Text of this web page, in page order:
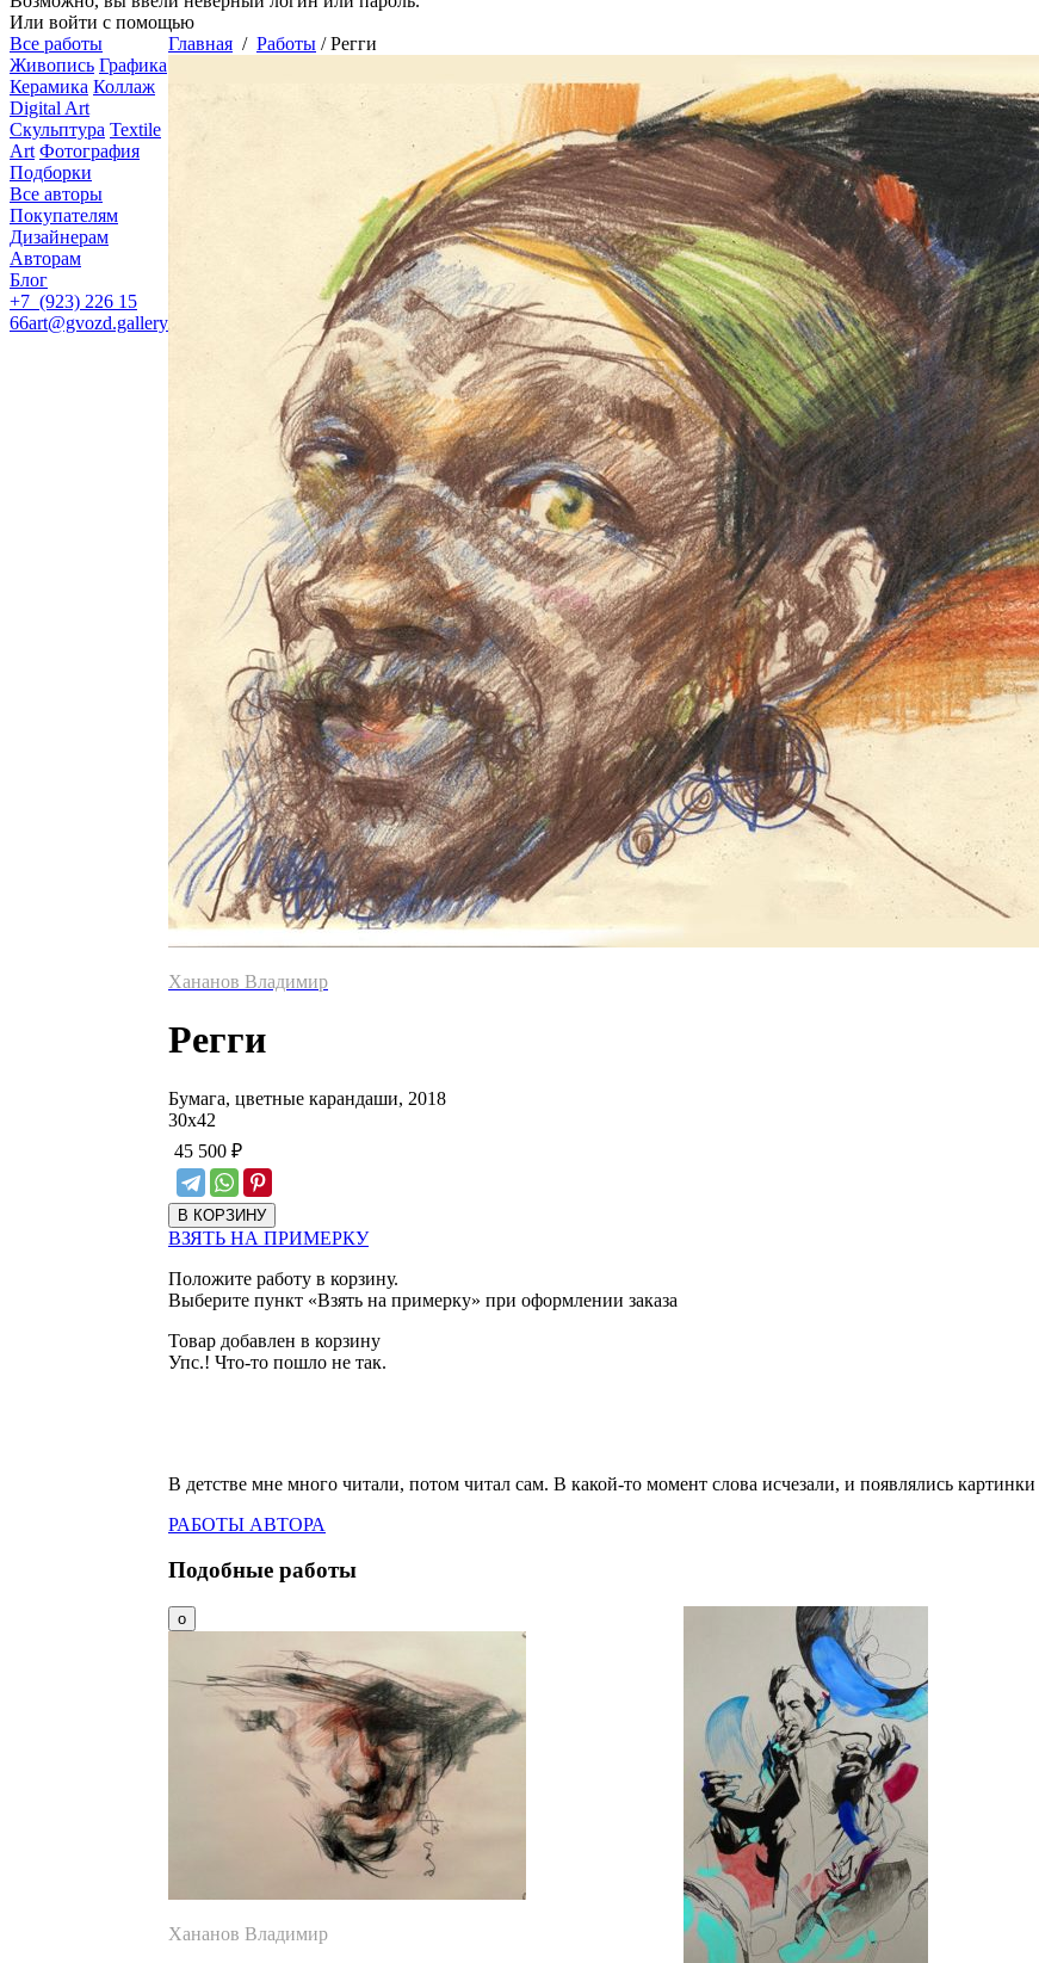
Или войти с помощью
Все работы
Живопись Графика
Керамика Коллаж
Digital Art
Скульптура Textile
Art Фотография
Подборки
Все авторы
Покупателям
Дизайнерам
Авторам
Блог
+7 (923) 226 15
66art@gvozd.gallery
Главная / Работы / Регги
Хананов Владимир
Регги
Бумага, цветные карандаши, 2018
30х42
45 500 ₽
ВЗЯТЬ НА ПРИМЕРКУ
Положите работу в корзину.
Выберите пункт «Взять на примерку» при оформлении заказа
Товар добавлен в корзину
Упс.! Что-то пошло не так.
В детстве мне много читали, потом читал сам. В какой-то момент слова исчезали, и появлялись
РАБОТЫ АВТОРА
Подобные работы
Хананов Владимир